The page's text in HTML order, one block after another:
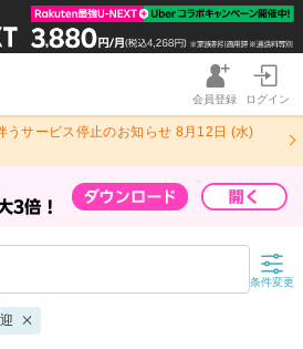
会員登録 ログイン
うサービス停止のお知らせ 8月12日 (水)
条件変更